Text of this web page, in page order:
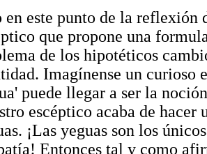
en este punto de la reflexión
que propone una
de los hipotéticos
Imagínense un curioso
puede llegar a ser la
escéptico acaba de
¡Las yeguas son los
Entonces tal y como